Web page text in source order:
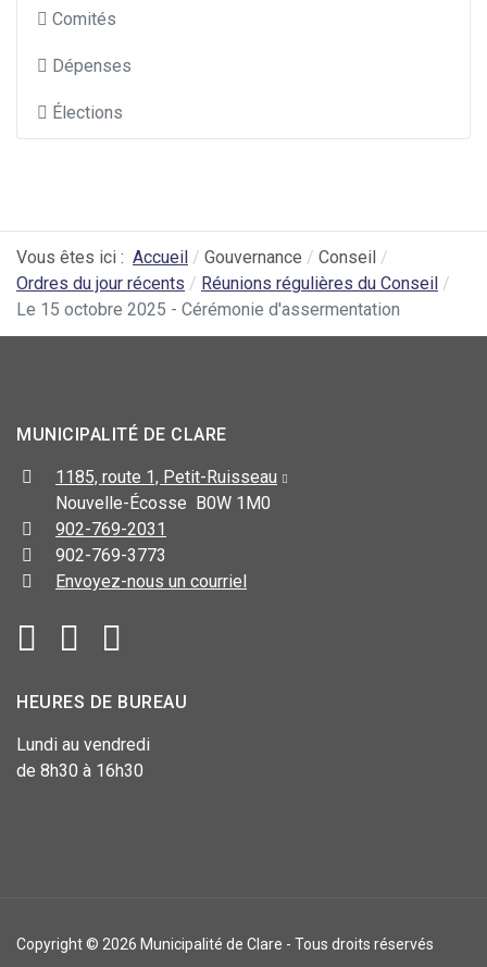
Comités
Dépenses
Élections
Vous êtes ici : Accueil Gouvernance
Conseil
Ordres du jour récents
Réunions régulières du Conseil
Le 15 octobre 2025 - Cérémonie d'assermentation
MUNICIPALITÉ DE CLARE
1185, route 1, Petit-Ruisseau
Nouvelle-Écosse B0W 1M0
902-769-2031
902-769-3773
Envoyez-nous un courriel
HEURES DE BUREAU
Lundi au vendredi
de 8h30 à 16h30
Copyright © 2026 Municipalité de Clare - Tous droits réservés